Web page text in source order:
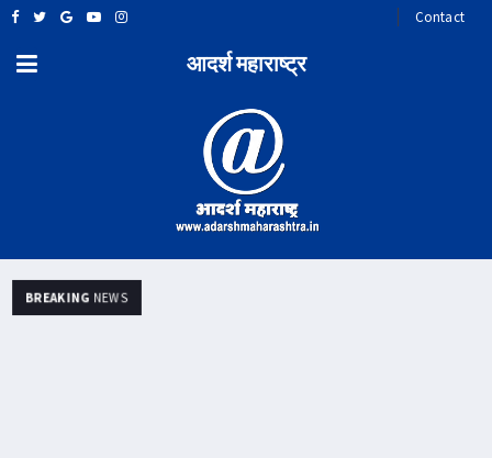
Contact
आदर्श महाराष्ट्र
BREAKING NEWS